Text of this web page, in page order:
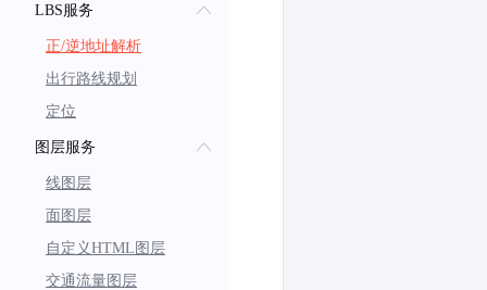
LBS服务
正/逆地址解析
出行路线规划
定位
图层服务
线图层
面图层
自定义HTML图层
交通流量图层